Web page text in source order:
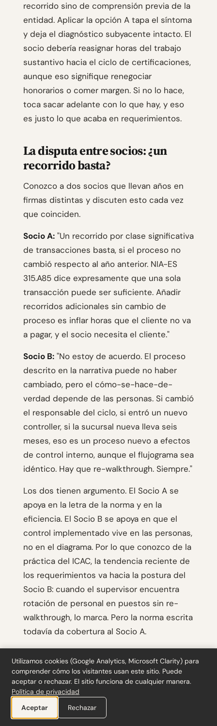
recorrido sino de comprensión previa de la
entidad. Aplicar la opción A tapa el síntoma
y deja el diagnóstico subyacente intacto. El
socio debería reasignar horas del trabajo
sustantivo hacia el ciclo de certificaciones,
aunque eso signifique renegociar
honorarios o comer margen. Si no lo hace,
toca sacar adelante con lo que hay, y eso
es justo lo que acaba en requerimientos.
La disputa entre socios: ¿un
recorrido basta?
Conozco a dos socios que llevan años en
firmas distintas y discuten esto cada vez
que coinciden.
Socio A: "Un recorrido por clase significativa
de transacciones basta, si el proceso no
cambió respecto al año anterior. NIA-ES
315.A85 dice expresamente que una sola
transacción puede ser suficiente. Añadir
recorridos adicionales sin cambio de
proceso es inflar horas que el cliente no va
a pagar, y el socio necesita el cliente."
Socio B: "No estoy de acuerdo. El proceso
descrito en la narrativa puede no haber
cambiado, pero el cómo-se-hace-de-
verdad depende de las personas. Si cambió
el responsable del ciclo, si entró un nuevo
controller, si la sucursal nueva lleva seis
meses, eso es un proceso nuevo a efectos
de control interno, aunque el flujograma sea
idéntico. Hay que re-walkthrough. Siempre."
Los dos tienen argumento. El Socio A se
apoya en la letra de la norma y en la
eficiencia. El Socio B se apoya en que el
control implementado vive en las personas,
no en el diagrama. Por lo que conozco de la
práctica del ICAC, la tendencia reciente de
los requerimientos va hacia la postura del
Socio B: cuando el supervisor encuentra
rotación de personal en puestos sin re-
walkthrough, lo marca. Pero la norma escrita
todavía da cobertura al Socio A.
dos: re-walkthrough siempre que haya
rotación en puestos que firman o aprueban,
o cuando el proceso cruce un sistema que
se haya actualizado. El resto, confirmación
Utilizamos cookies (Google Analytics, Microsoft Clarity) para
comprender cómo los visitantes usan este sitio. Puede
aceptar o rechazar. El sitio funciona de cualquier manera.
Política de privacidad
Aceptar
Rechazar